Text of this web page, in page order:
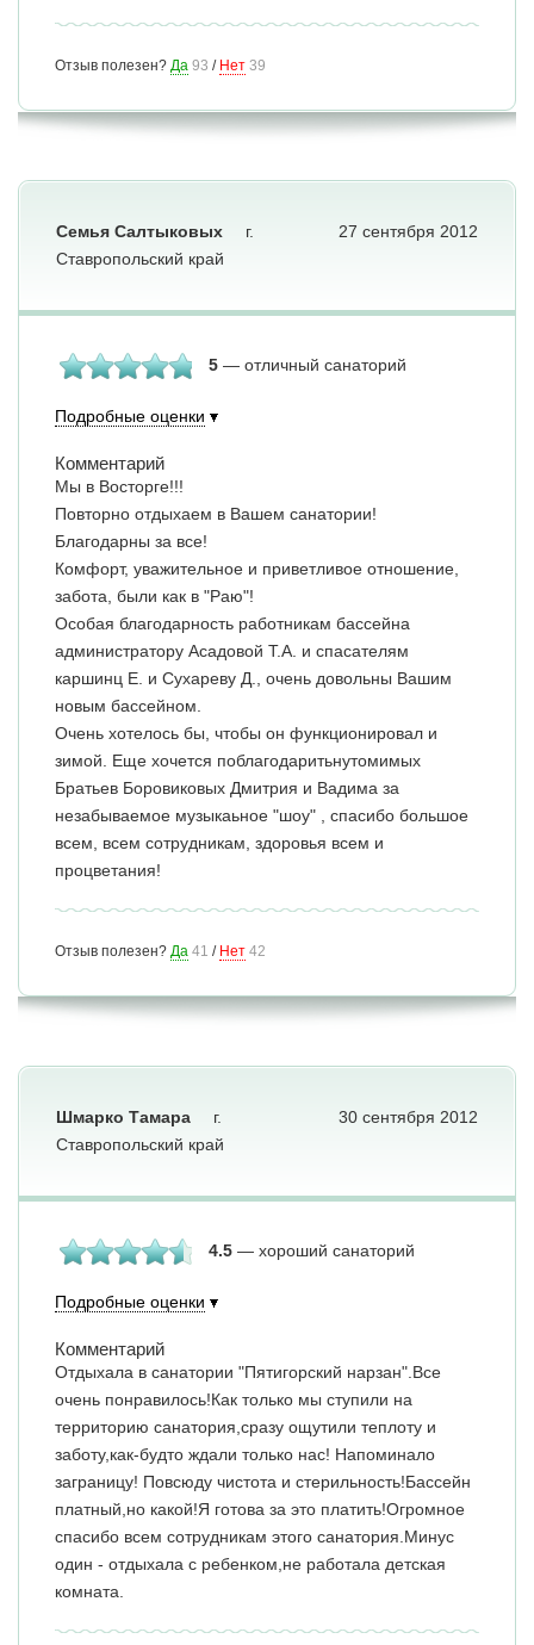
Отзыв полезен? Да 93 / Нет 39
27 сентября 2012
Семья Салтыковых
г.
Ставропольский край
5 — отличный санаторий
Подробные оценки
Комментарий
Мы в Восторге!!!
Повторно отдыхаем в Вашем санатории!
Благодарны за все!
Комфорт, уважительное и приветливое отношение,
забота, были как в "Раю"!
Особая благодарность работникам бассейна
администратору Асадовой Т.А. и спасателям
каршинц Е. и Сухареву Д., очень довольны Вашим
новым бассейном.
Очень хотелось бы, чтобы он функционировал и
зимой. Еще хочется поблагодаритьнутомимых
Братьев Боровиковых Дмитрия и Вадима за
незабываемое музыкаьное "шоу" , спасибо большое
всем, всем сотрудникам, здоровья всем и
процветания!
Отзыв полезен? Да 41 / Нет 42
30 сентября 2012
Шмарко Тамара
г.
Ставропольский край
4.5 — хороший санаторий
Подробные оценки
Комментарий
Отдыхала в санатории "Пятигорский нарзан".Все
очень понравилось!Как только мы ступили на
территорию санатория,сразу ощутили теплоту и
заботу,как-будто ждали только нас! Напоминало
заграницу! Повсюду чистота и стерильность!Бассейн
платный,но какой!Я готова за это платить!Огромное
спасибо всем сотрудникам этого санатория.Минус
один - отдыхала с ребенком,не работала детская
комната.